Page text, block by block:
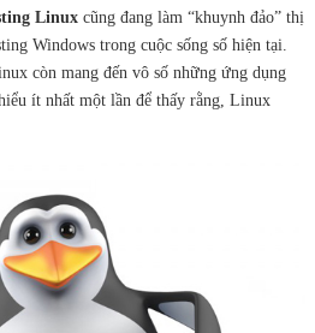
Linux cũng đang làm “khuynh đảo” thị
Windows trong cuộc sống số hiện tại.
còn mang đến vô số những ứng dụng
ít nhất một lần để thấy rằng, Linux